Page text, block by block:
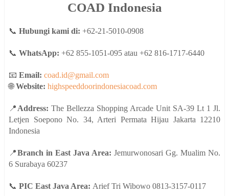
COAD Indonesia
📞 Hubungi kami di: +62-21-5010-0908
📞 WhatsApp: +62 855-1051-095 atau +62 816-1717-6440
📧 Email: coad.id@gmail.com
🌐Website: highspeeddoorindonesiacoad.com
📍 Address: The Bellezza Shopping Arcade Unit SA-39 Lt 1 Jl.
Letjen Soepono No. 34, Arteri Permata Hijau Jakarta 12210
Indonesia
📍Branch in East Java Area: Jemurwonosari Gg. Mualim No.
6 Surabaya 60237
📞 PIC East Java Area: Arief Tri Wibowo 0813-3157-0117